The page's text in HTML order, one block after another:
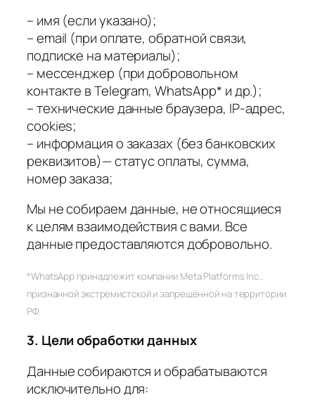
– имя (если указано);
– email (при оплате, обратной связи,
подписке на материалы);
– мессенджер (при добровольном
контакте в Telegram, WhatsApp* и др.);
– технические данные браузера, IP-адрес,
cookies;
– информация о заказах (без банковских
реквизитов)— статус оплаты, сумма,
номер заказа;
Мы не собираем данные, не относящиеся
к целям взаимодействия с вами. Все
данные предоставляются добровольно.
*WhatsApp принадлежит компании Meta Platforms Inc.,
признанной экстремистской и запрещённой на территории
РФ.
3. Цели обработки данных
Данные собираются и обрабатываются
исключительно для: